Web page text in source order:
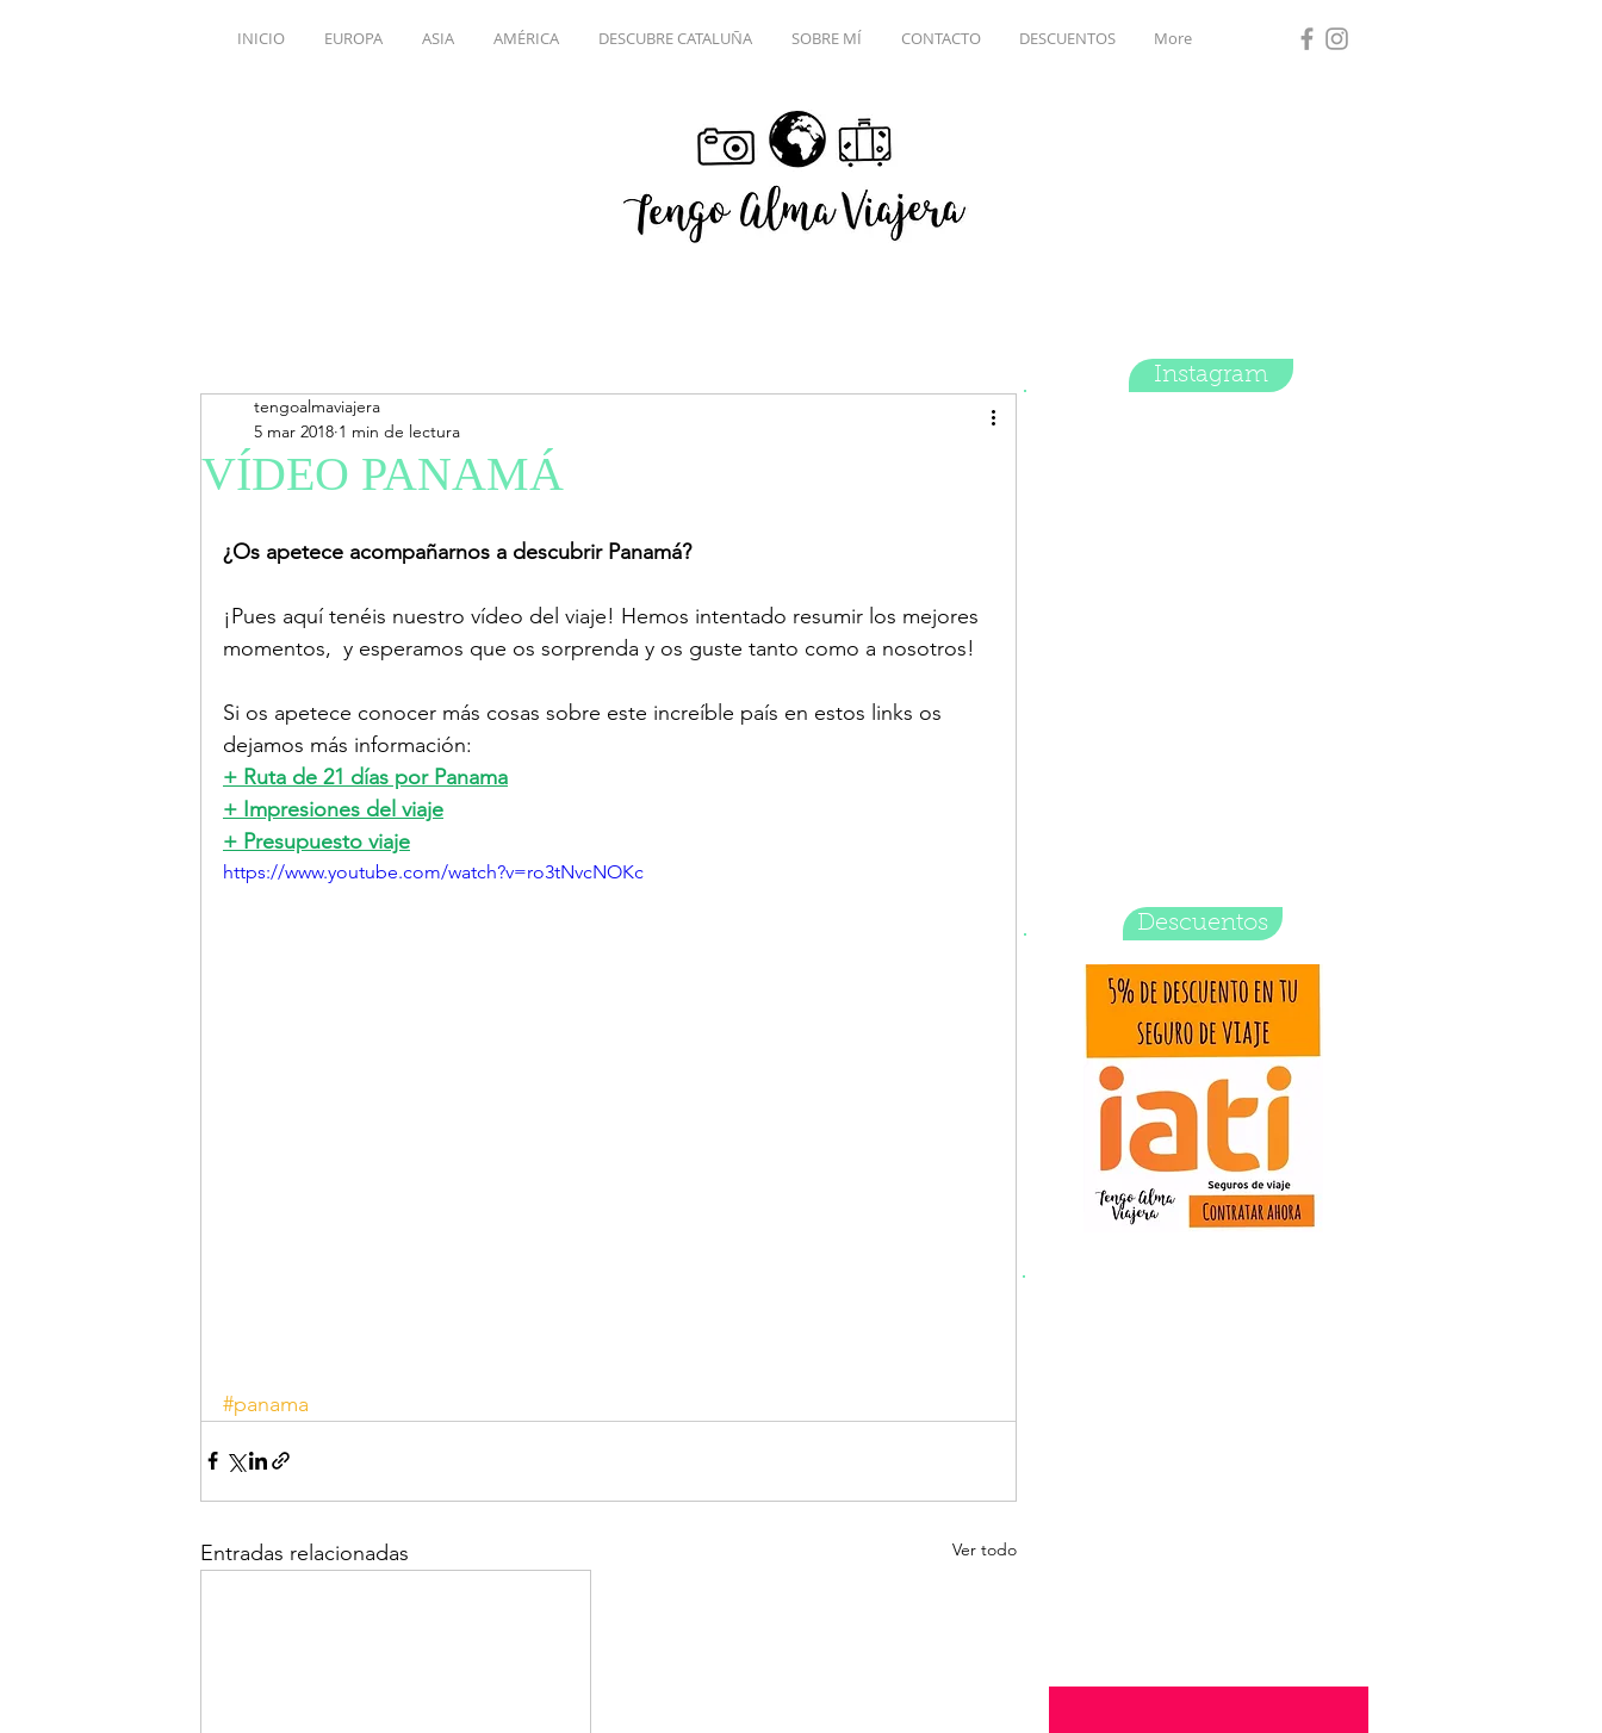
INICIO EUROPA ASIA AMÉRICA DESCUBRE CATALUÑA SOBRE MÍ CONTACTO DESCUENTOS More
VÍDEO PANAMÁ
tengoalmaviajera
5 mar 2018 1 min de lectura
¿Os apetece acompañarnos a descubrir Panamá?
¡Pues aquí tenéis nuestro vídeo del viaje! Hemos intentado resumir los mejores
momentos,  y esperamos que os sorprenda y os guste tanto como a nosotros!
Si os apetece conocer más cosas sobre este increíble país en estos links os
dejamos más información:
+ Ruta de 21 días por Panama
+ Impresiones del viaje
+ Presupuesto viaje
https://www.youtube.com/watch?v=ro3tNvcNOKc
#panama
Entradas relacionadas Ver todo
Instagram
Descuentos